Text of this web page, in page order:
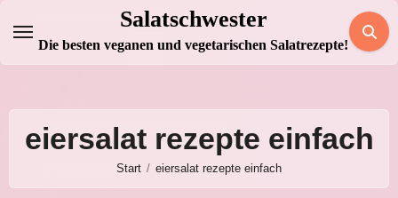
Inhalt
springen
Salatschwester
Die besten veganen und vegetarischen Salatrezepte!
eiersalat rezepte einfach
Start eiersalat rezepte einfach